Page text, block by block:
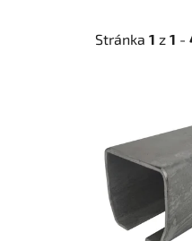
Stránka 1 z 1 -